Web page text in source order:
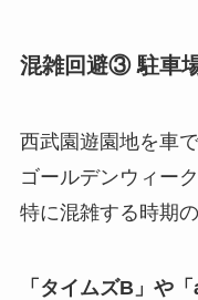
混雑回避③ 駐車
西武園遊園地を車
ゴールデンウィー
特に混雑する時期
「タイムズB」や